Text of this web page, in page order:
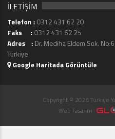
İLETİŞİM
Telefon : 0312 431 62 20
Faks : 0312 431 62 25
Adres : Dr. Mediha Eldem Sok.
Türkiye
Google Haritada Görüntüle
Copyright © 2026 Türkiye
Web Tasarım :